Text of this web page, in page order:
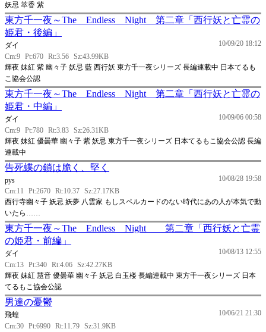
妖忌 萃香 紫
東方千一夜～The Endless Night 第二章「西行妖と亡霊の
姫君・後編」
10/09/20 18:12
ダイ
Cm:9 Pt:670 Rt:3.56 Sz:43.99KB
輝夜 妹紅 紫 幽々子 妖忌 藍 西行妖 東方千一夜シリーズ 長編連載中 日本てるも
こ協会公認
東方千一夜～The Endless Night 第二章「西行妖と亡霊の
姫君・中編」
10/09/06 00:58
ダイ
Cm:9 Pt:780 Rt:3.83 Sz:26.31KB
輝夜 妹紅 優曇華 幽々子 紫 妖忌 東方千一夜シリーズ 日本てるもこ協会公認 長編
連載中
告死蝶の鎖は脆く、堅く
10/08/28 19:58
pys
Cm:11
Pt:2670 Rt:10.37 Sz:27.17KB
西行寺幽々子 妖忌 妖夢 八雲家 もしスペルカードのない時代にあの人が本気で動
いたら……
東方千一夜～The Endless Night 第二章「西行妖と亡霊
の姫君・前編」
10/08/13 12:55
ダイ
Cm:13 Pt:340 Rt:4.06 Sz:42.27KB
輝夜 妹紅 慧音 優曇華 幽々子 妖忌 白玉楼 長編連載中 東方千一夜シリーズ 日本
てるもこ協会公認
男達の憂鬱
10/06/21 21:30
飛蝗
Cm:30 Pt:6990 Rt:11.79 Sz:31.9KB